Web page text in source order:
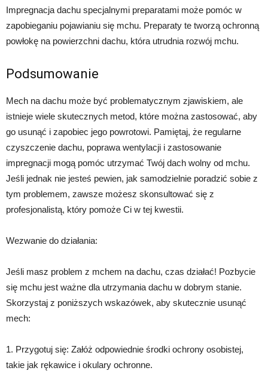
Impregnacja dachu specjalnymi preparatami może pomóc w
zapobieganiu pojawianiu się mchu. Preparaty te tworzą ochronną
powłokę na powierzchni dachu, która utrudnia rozwój mchu.
Podsumowanie
Mech na dachu może być problematycznym zjawiskiem, ale
istnieje wiele skutecznych metod, które można zastosować, aby
go usunąć i zapobiec jego powrotowi. Pamiętaj, że regularne
czyszczenie dachu, poprawa wentylacji i zastosowanie
impregnacji mogą pomóc utrzymać Twój dach wolny od mchu.
Jeśli jednak nie jesteś pewien, jak samodzielnie poradzić sobie z
tym problemem, zawsze możesz skonsultować się z
profesjonalistą, który pomoże Ci w tej kwestii.
Wezwanie do działania:
Jeśli masz problem z mchem na dachu, czas działać! Pozbycie
się mchu jest ważne dla utrzymania dachu w dobrym stanie.
Skorzystaj z poniższych wskazówek, aby skutecznie usunąć
mech:
1. Przygotuj się: Załóż odpowiednie środki ochrony osobistej,
takie jak rękawice i okulary ochronne.